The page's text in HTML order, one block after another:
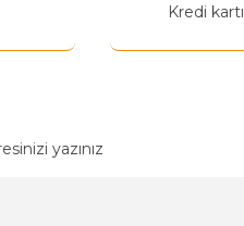
Kredi